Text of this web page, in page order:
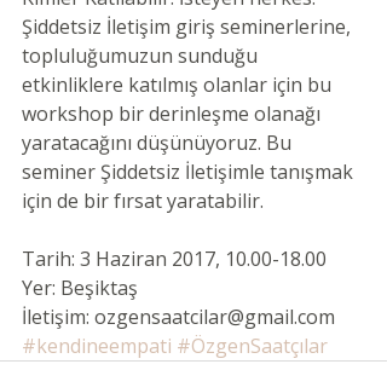
Şiddetsiz İletişim giriş seminerlerine,
topluluğumuzun sunduğu
etkinliklere katılmış olanlar için bu
workshop bir derinleşme olanağı
yaratacağını düşünüyoruz. Bu
seminer Şiddetsiz İletişimle tanışmak
için de bir fırsat yaratabilir.
Tarih: 3 Haziran 2017, 10.00-18.00
Yer: Beşiktaş
İletişim: ozgensaatcilar@gmail.com
#kendineempati #ÖzgenSaatçılar